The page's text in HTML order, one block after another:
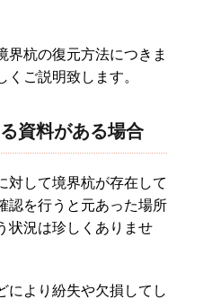
界杭の復元方法につきま
くご説明致します。
資料がある場合
対して境界杭が存在して
認を行うと元あった場所
状況は珍しくありませ
により紛失や欠損してし